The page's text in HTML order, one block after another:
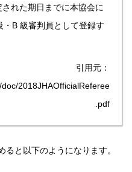
れた期日までに本協会に
B 級審判員として登録す
引用元：
2018JHAOfficialReferee
.pdf
と以下のようになります。